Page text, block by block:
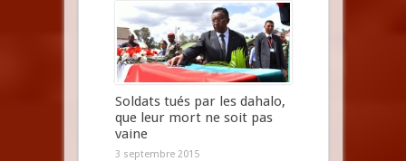
Soldats tués par les dahalo,
que leur mort ne soit pas
vaine
3 septembre 2015